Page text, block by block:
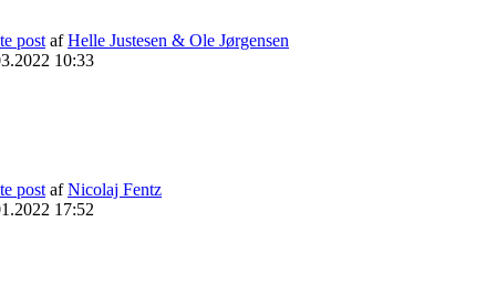
post afHelle Justesen & Ole Jørgensen
10:33
post afNicolaj Fentz
17:52